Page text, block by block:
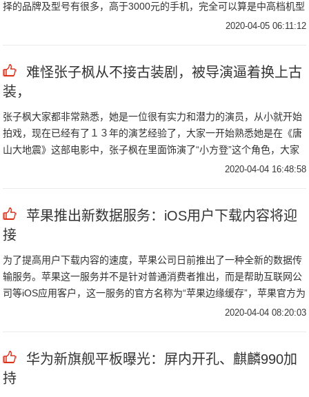
择的品牌及型号有很多，高于3000元的手机，完全可以算是中高档机型
了，配置都不会太差，那么对于3000-5000价位之间，都有哪些值得推
2020-04-05 06:11:12
难怪张子枫从不接古装剧，被导演逼着换上古
装，
张子枫大家都非常熟悉，她是一位很有实力和潜力的演员，从小就开始
拍戏，现在已经有了１３年的演艺经验了，大家一开始熟悉她是在《唐
山大地震》这部电影中，张子枫在里面饰演了“小方登”这个角色，大家
都对她印象深刻，觉得她非常有灵气 ，所以张子枫就获得了很多人的喜
2020-04-04 16:48:58
苹果推出新数据服务：iOS用户下载内容将迎
接
为了提高用户下载内容的速度，苹果公司日前推出了一种全新的数据传
输服务。苹果这一服务并不是针对普通消费者推出，而是帮助互联网公
司等iOS应用客户，这一服务的官方名称为“苹果边缘缓存”，苹果官方为
2020-04-04 08:20:03
华为新旗舰平板曝光：屏内开孔、麒麟990加
持